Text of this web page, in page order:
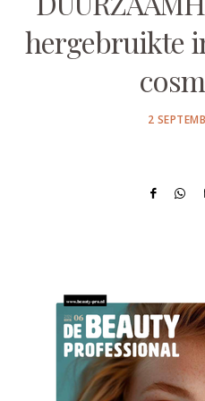
hergebruikte
POSTED
2